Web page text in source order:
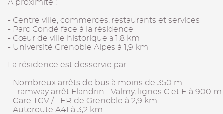
A proximité :
- Centre ville, commerces, restaurants et services
- Parc Condé face à la résidence
- Cœur de ville historique à 1,8 km
- Université Grenoble Alpes à 1,9 km
La résidence est desservie par :
- Nombreux arrêts de bus à moins de 350 m
- Tramway arrêt Flandrin - Valmy, lignes C et E à 900 m
- Gare TGV / TER de Grenoble à 2,9 km
- Autoroute A41 à 3,2 km